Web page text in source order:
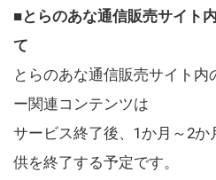
■とらのあな通信販売サイト
て
とらのあな通信販売サイト内
ー関連コンテンツは
サービス終了後、1か月～2
供を終了する予定です。